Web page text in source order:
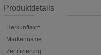
Produktdetails
Herkunftsort:
Markenname:
Zertifizierung: